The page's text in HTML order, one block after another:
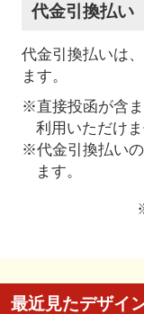
代金引換払い
代金引換払いは
ます。
※直接投函が含
利用いただけま
※代金引換払い
ます。
最近見たデザイ